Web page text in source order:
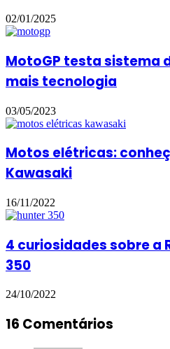
02/01/2025
MotoGP testa sistema
mais tecnologia
03/05/2023
Motos elétricas:
Kawasaki
16/11/2022
4 curiosidades sobre a
350
24/10/2022
16 Comentários